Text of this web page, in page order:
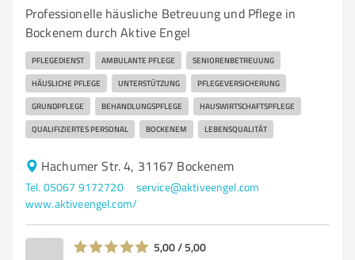
Professionelle häusliche Betreuung und Pflege in
Bockenem durch Aktive Engel
PFLEGEDIENST AMBULANTE PFLEGE SENIORENBETREUUNG
HÄUSLICHE PFLEGE UNTERSTÜTZUNG PFLEGEVERSICHERUNG
GRUNDPFLEGE BEHANDLUNGSPFLEGE HAUSWIRTSCHAFTSPFLEGE
QUALIFIZIERTES PERSONAL BOCKENEM LEBENSQUALITÄT
Hachumer Str. 4, 31167 Bockenem
Tel. 05067 9172720
service@aktiveengel.com
www.aktiveengel.com/
5,00 / 5,00